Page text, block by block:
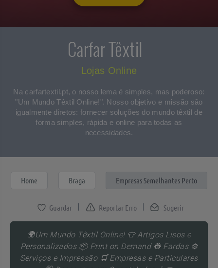
Carfar Têxtil
Lojas Online
Na carfartextil.pt, o nosso lema é simples, mas poderoso:
"Um Mundo Têxtil Online!". Nosso objetivo e missão são
igualmente diretos: fornecer soluções do mundo têxtil de
forma simples, rápida e online para todas as
necessidades.
Home Braga Empresas Semelhantes Perto
Sugerir
Reportar Erro
🌍Um Mundo Têxtil Online! 👕 Artigos Lisos e
Personalizados 📦 Print on Demand 👷 Fardas ⚙️
Serviços e Impressão 🛒 Empresas e Particulares